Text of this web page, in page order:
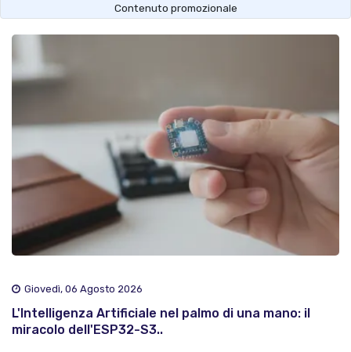
Contenuto promozionale
Giovedì, 06 Agosto 2026
L'Intelligenza Artificiale nel palmo di una mano: il
miracolo dell'ESP32-S3..